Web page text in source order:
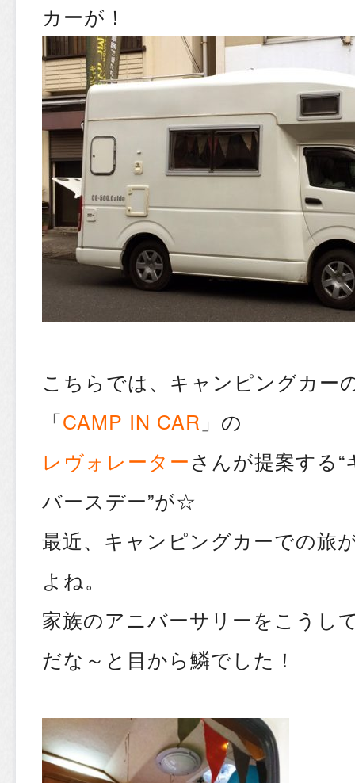
カーが！
こちらでは、キャンピングカー
「CAMP IN CAR 」の
レヴォレーターさんが提案する
バースデー”が☆
最近、キャンピングカーでの旅
よね。
家族のアニバーサリーをこうし
だな～と目から鱗でした！